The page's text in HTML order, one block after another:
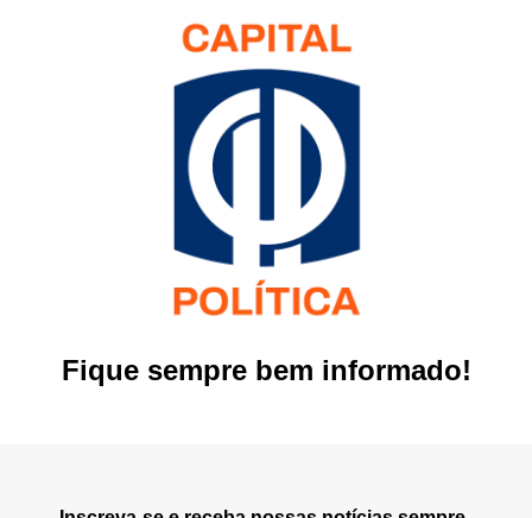
Fique sempre bem informado!